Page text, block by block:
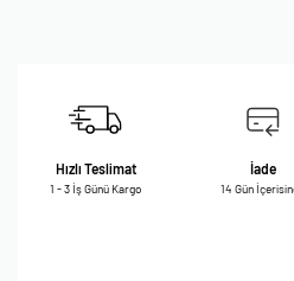
Hızlı Teslimat
1 - 3 İş Günü Kargo
İade
14 Gün